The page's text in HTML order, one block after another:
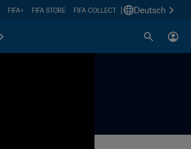
FIFA+ FIFA STORE FIFA COLLECT Deutsch